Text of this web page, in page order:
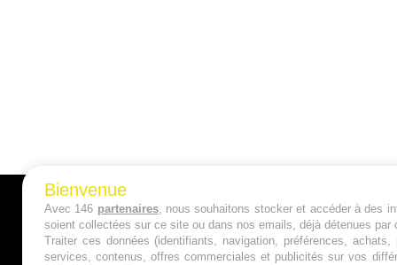
A PROPOS
Qui sommes nous ?
Bienvenue
Avec 146 partenaires, nous souhaitons stocker et accéder à des
soient collectées sur ce site ou dans nos emails, déjà détenues
Traiter ces données (identifiants, navigation, préférences,
services, contenus, offres commerciales et publicités sur vos